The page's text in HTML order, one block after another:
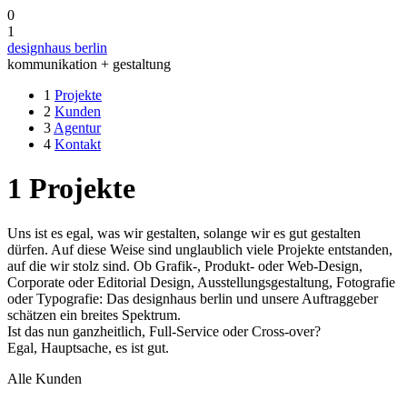
0
1
designhaus berlin
kommunikation + gestaltung
1 Projekte
2 Kunden
3 Agentur
4 Kontakt
1 Projekte
Uns ist es egal, was wir gestalten, solange wir es gut gestalten
dürfen. Auf diese Weise sind unglaublich viele Projekte entstanden,
auf die wir stolz sind. Ob Grafik-, Produkt- oder Web-Design,
Corporate oder Editorial Design, Ausstellungsgestaltung, Fotografie
oder Typografie: Das designhaus berlin und unsere Auftraggeber
schätzen ein breites Spektrum.
Ist das nun ganzheitlich, Full-Service oder Cross-over?
Egal, Hauptsache, es ist gut.
Alle Kunden